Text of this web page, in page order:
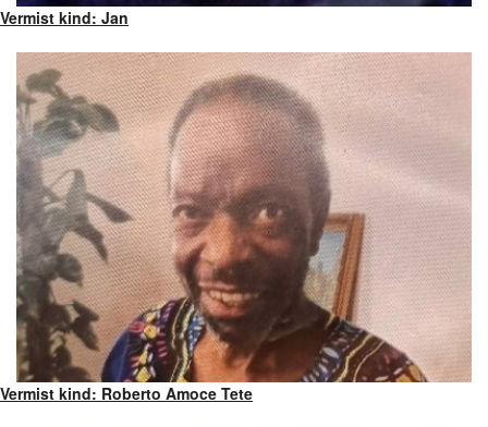
Vermist kind: Jan
Vermist kind: Roberto Amoce Tete